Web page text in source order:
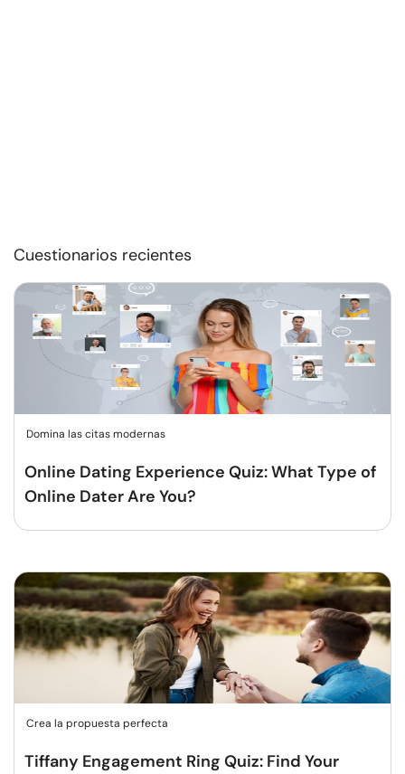
Cuestionarios recientes
Domina las citas modernas
Online Dating Experience Quiz: What Type of
Online Dater Are You?
Crea la propuesta perfecta
Tiffany Engagement Ring Quiz: Find Your